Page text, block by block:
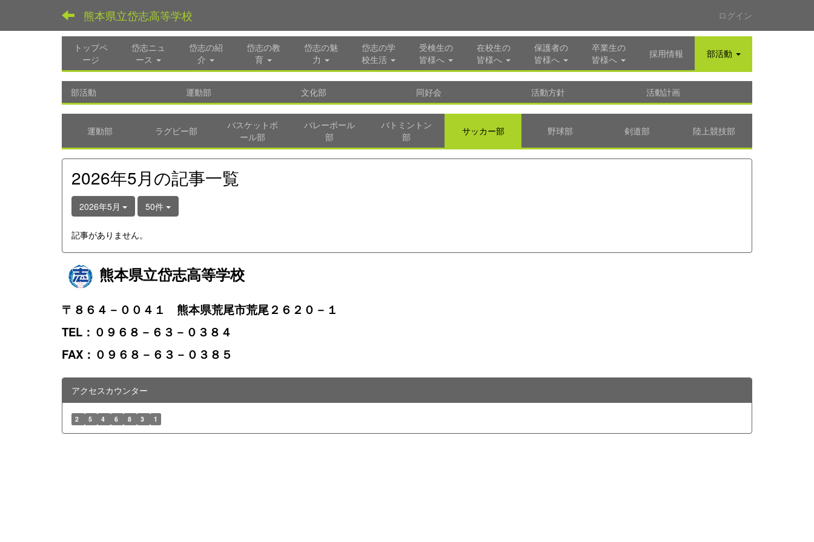
熊本県立岱志高等学校 ログイン
トップペ
ージ
岱志ニュ
ース
岱志の紹
介
岱志の教
育
岱志の魅
力
岱志の学
校生活
受検生の
皆様へ
在校生の
皆様へ
保護者の
皆様へ
卒業生の
皆様へ
採用情報 部活動
部活動 運動部 文化部 同好会 活動方針 活動計画
運動部 ラグビー部
バスケットボ
ール部
バレーボール
部
バトミントン
部
サッカー部 野球部 剣道部 陸上競技部
2026年5月の記事一覧
2026年5月 50件
記事がありません。
熊本県立岱志高等学校
〒８６４－００４１ 熊本県荒尾市荒尾２６２０－１
TEL：０９６８－６３－０３８４
FAX：０９６８－６３－０３８５
アクセスカウンター
2 5 4 6 8 3 1